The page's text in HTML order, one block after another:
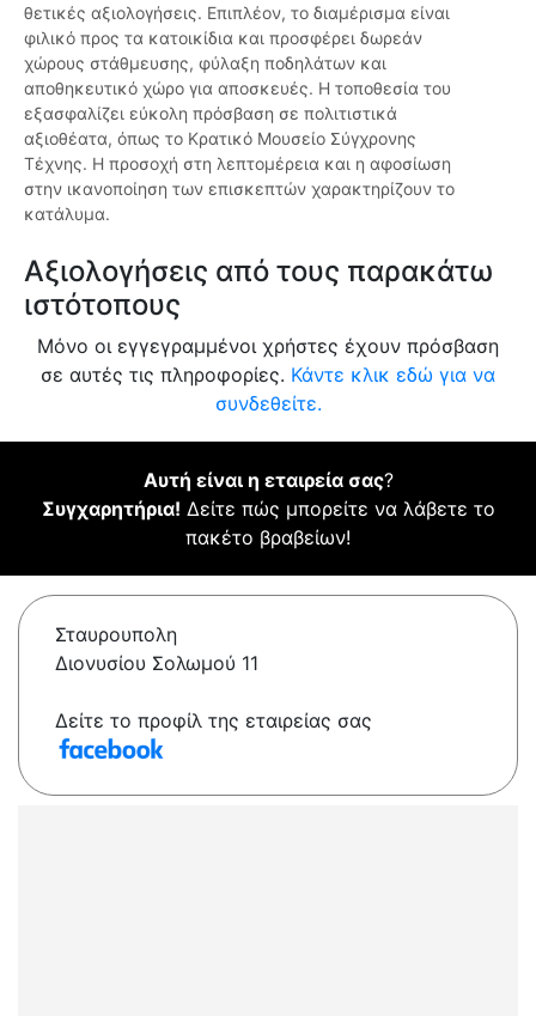
θετικές αξιολογήσεις. Επιπλέον, το διαμέρισμα είναι
φιλικό προς τα κατοικίδια και προσφέρει δωρεάν
χώρους στάθμευσης, φύλαξη ποδηλάτων και
αποθηκευτικό χώρο για αποσκευές. Η τοποθεσία του
εξασφαλίζει εύκολη πρόσβαση σε πολιτιστικά
αξιοθέατα, όπως το Κρατικό Μουσείο Σύγχρονης
Τέχνης. Η προσοχή στη λεπτομέρεια και η αφοσίωση
στην ικανοποίηση των επισκεπτών χαρακτηρίζουν το
κατάλυμα.
Αξιολογήσεις από τους παρακάτω
ιστότοπους
Μόνο οι εγγεγραμμένοι χρήστες έχουν πρόσβαση
σε αυτές τις πληροφορίες. Κάντε κλικ εδώ για να
συνδεθείτε.
Αυτή είναι η εταιρεία σας?
Συγχαρητήρια! Δείτε πώς μπορείτε να λάβετε το
πακέτο βραβείων!
Σταυρουπολη
Διονυσίου Σολωμού 11
Δείτε το προφίλ της εταιρείας σας